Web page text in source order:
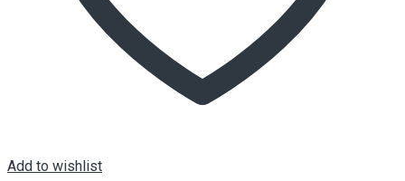
Add to wishlist